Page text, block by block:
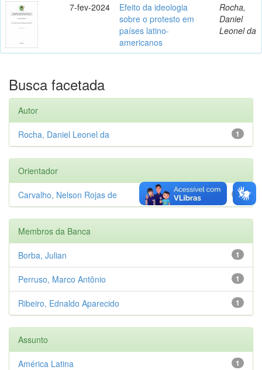
7-fev-2024
Efeito da ideologia
sobre o protesto em
países latino-
americanos
Rocha,
Daniel
Leonel da
Busca facetada
Autor
1
Rocha, Daniel Leonel da
Orientador
1
Carvalho, Nelson Rojas de
Membros da Banca
1
Borba, Julian
1
Perruso, Marco Antônio
1
Ribeiro, Ednaldo Aparecido
Assunto
1
América Latina